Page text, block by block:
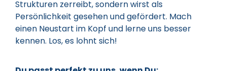
Strukturen zerreibt, sondern wirst als
Persönlichkeit gesehen und gefördert. Mach
einen Neustart im Kopf und lerne uns besser
kennen. Los, es lohnt sich!